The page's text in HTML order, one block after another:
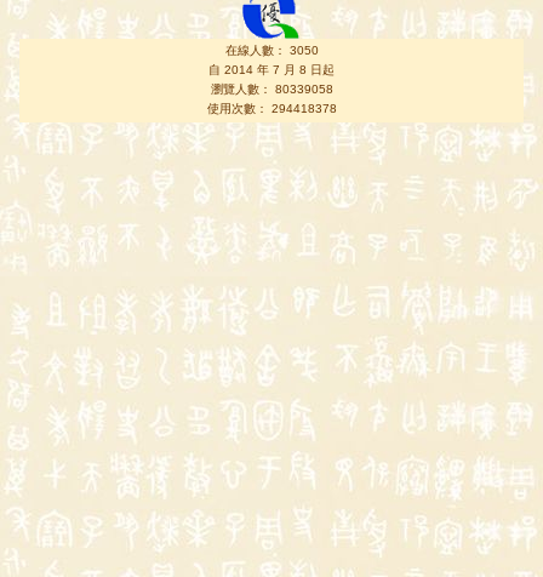
在線人數： 3050
自 2014 年 7 月 8 日起
瀏覽人數： 80339058
使用次數： 294418378